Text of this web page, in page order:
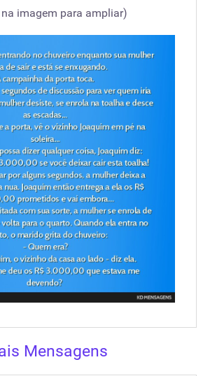
na imagem para ampliar)
Mensagens